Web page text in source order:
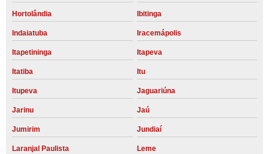
Hortolândia Ibitinga
Indaiatuba Iracemápolis
Itapetininga Itapeva
Itatiba Itu
Itupeva Jaguariúna
Jarinu Jaú
Jumirim Jundiaí
Laranjal Paulista Leme